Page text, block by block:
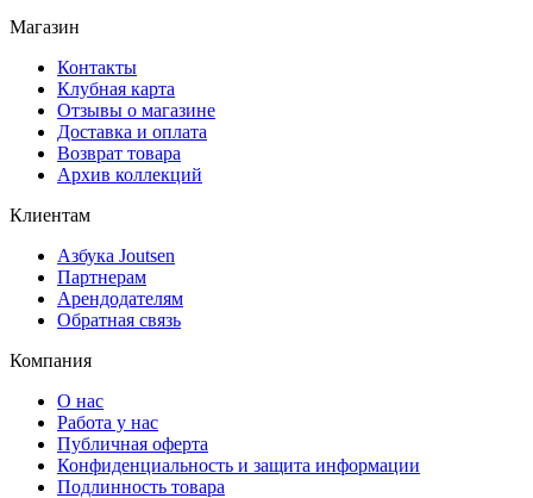
Магазин
Контакты
Клубная карта
Отзывы о магазине
Доставка и оплата
Возврат товара
Архив коллекций
Клиентам
Азбука Joutsen
Партнерам
Арендодателям
Обратная связь
Компания
О нас
Работа у нас
Публичная оферта
Конфиденциальность и защита информации
Подлинность товара